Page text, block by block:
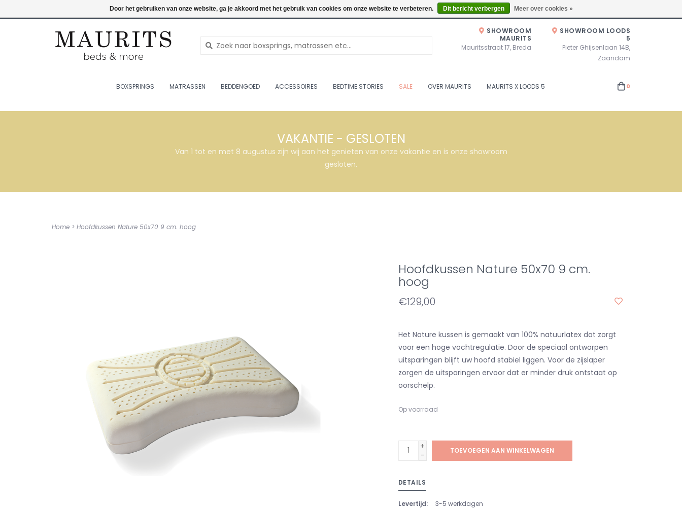
Inloggen Openingstijden: Vrijdag & Zaterdag 10.00u - 17.00u of op afspraak!
SHOWROOM
MAURITS
Mauritsstraat 17, Breda
SHOWROOM LOODS
5
Pieter Ghijsenlaan 14B,
Zaandam
BOXSPRINGS MATRASSEN BEDDENGOED ACCESSOIRES BEDTIME STORIES SALE OVER MAURITS MAURITS X LOODS 5 0
VAKANTIE - GESLOTEN
Van 1 tot en met 8 augustus zijn wij aan het genieten van onze vakantie en is onze showroom
gesloten.
Home > Hoofdkussen Nature 50x70 9 cm. hoog
Hoofdkussen Nature 50x70 9 cm.
hoog
€129,00
Het Nature kussen is gemaakt van 100% natuurlatex dat zorgt
voor een hoge vochtregulatie. Door de speciaal ontworpen
uitsparingen blijft uw hoofd stabiel liggen. Voor de zijslaper
zorgen de uitsparingen ervoor dat er minder druk ontstaat op
oorschelp.
Op voorraad
+
-
TOEVOEGEN AAN WINKELWAGEN
DETAILS
Levertijd: 3-5 werkdagen
Door het gebruiken van onze website, ga je akkoord met het gebruik van cookies om onze website te verbeteren. Dit bericht verbergen Meer over cookies »